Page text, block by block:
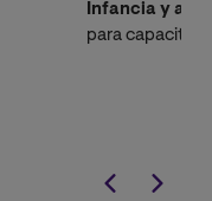
Infancia y
para